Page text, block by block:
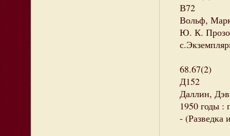
В72
Вольф,
Ю. К.
68.67(2)
Д152
Даллин,
1950 годы
- (Разведка